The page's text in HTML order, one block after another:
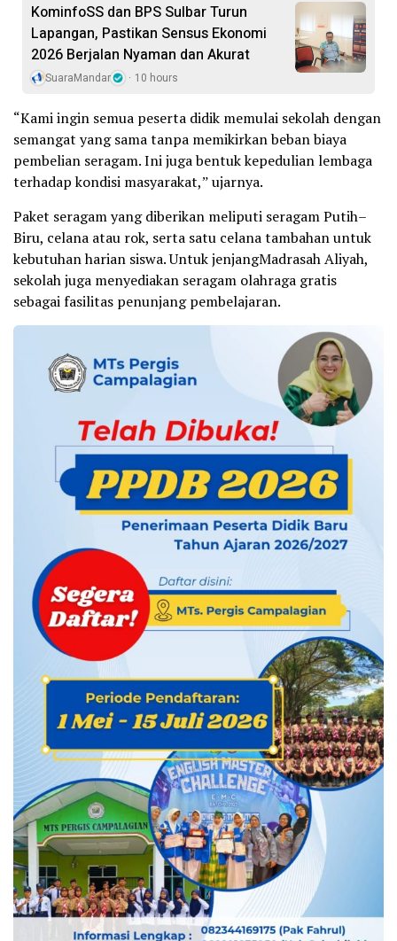
KominfoSS dan BPS Sulbar Turun
Lapangan, Pastikan Sensus Ekonomi
2026 Berjalan Nyaman dan Akurat
SuaraMandar 10 hours
“Kami ingin semua peserta didik memulai sekolah dengan
semangat yang sama tanpa memikirkan beban biaya
pembelian seragam. Ini juga bentuk kepedulian lembaga
terhadap kondisi masyarakat,ˮ ujarnya.
Paket seragam yang diberikan meliputi seragam Putih–
Biru, celana atau rok, serta satu celana tambahan untuk
kebutuhan harian siswa. Untuk jenjangMadrasah Aliyah,
sekolah juga menyediakan seragam olahraga gratis
sebagai fasilitas penunjang pembelajaran.